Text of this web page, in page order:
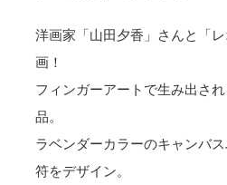
洋画家「山田夕香」さんと「
画！
フィンガーアートで生み出さ
品。
ラベンダーカラーのキャンバ
符をデザイン。